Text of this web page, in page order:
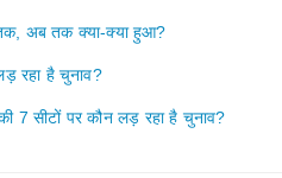
अब तक क्या-क्या हुआ?
रहा है चुनाव?
7 सीटों पर कौन लड़ रहा है चुनाव?